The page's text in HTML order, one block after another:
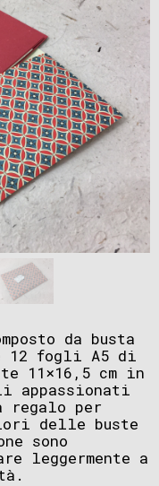
da busta
12 fogli A5 di
11×16,5 cm in
appassionati
per
delle buste
sono
leggermente a